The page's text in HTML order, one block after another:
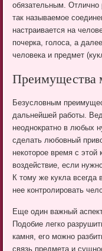
обязательным. Отлично
так называемое
настраивается на
почерка, голоса, а
человека и предмет
Преимущества
Безусловным
дальнейшей работы.
неоднократно в любых
сделать любовный
некоторое время с
воздействие, если
К тому же кукла всегда
нее контролировать
Еще один важный
Подобие легко
камня, его можно
связь предмета и